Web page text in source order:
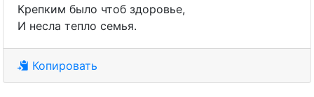
Крепким было чтоб здоровье,
И несла тепло семья.
Копировать